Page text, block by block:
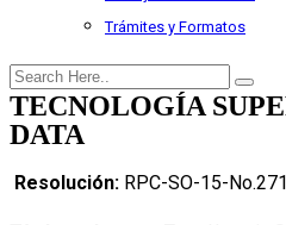
Trámites y Formatos
TECNOLOGÍA
DATA
Resolución: RPC-SO-15-